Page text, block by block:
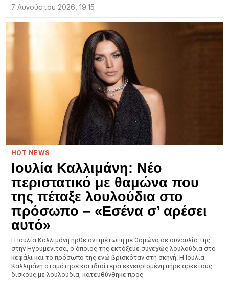
7 Αυγούστου 2026, 19:15
HOT NEWS
Ιουλία Καλλιμάνη: Νέο
περιστατικό με θαμώνα που
της πέταξε λουλούδια στο
πρόσωπο – «Εσένα σ’ αρέσει
αυτό»
Η Ιουλία Καλλιμάνη ήρθε αντιμέτωπη με θαμώνα σε συναυλία της
στην Ηγουμενίτσα, ο όποιος της εκτόξευε συνεχώς λουλούδια στο
κεφάλι και το πρόσωπο της ενώ βρισκόταν στη σκηνή. Η Ιουλία
Καλλιμάνη σταμάτησε και ιδιαίτερα εκνευρισμένη πήρε αρκετούς
δίσκους με λουλούδια, κατευθύνθηκε προς